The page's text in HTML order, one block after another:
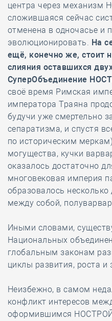
центра через механизм
сложившаяся сейчас
отменена в одночасье и
эволюционировать. На
ещё, конечно же, стоит
слияния оставшихся
СуперОбъединение
своё время Римская
императора Траяна
будучи уже смертельно
сепаратизма, и спустя
по историческим
могущества, кучки
оказалось достаточно
многовековая империя
образовалось
между собой,
Иными словами,
Национальных
глобальным законам
циклы развития, роста и
Неизбежно, в самом
конфликт интересов
оформившимся